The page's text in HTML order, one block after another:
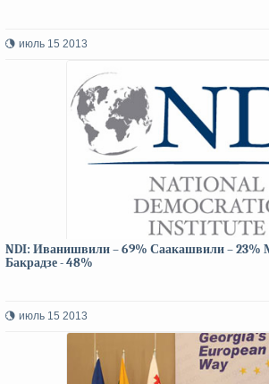
июль 15 2013
NDI: Иванишвили – 69% Саакашвили – 23%
Бакрадзе - 48%
июль 15 2013